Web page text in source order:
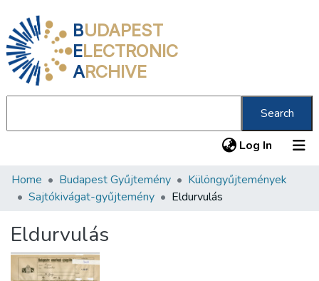
BUDAPEST
ELECTRONIC
ARCHIVE
Search
Log In (current)
Communities & Collections
Statistics
About us
Home Budapest Gyűjtemény
Különgyűjtemények
Sajtókivágat-gyűjtemény
Eldurvulás
Eldurvulás